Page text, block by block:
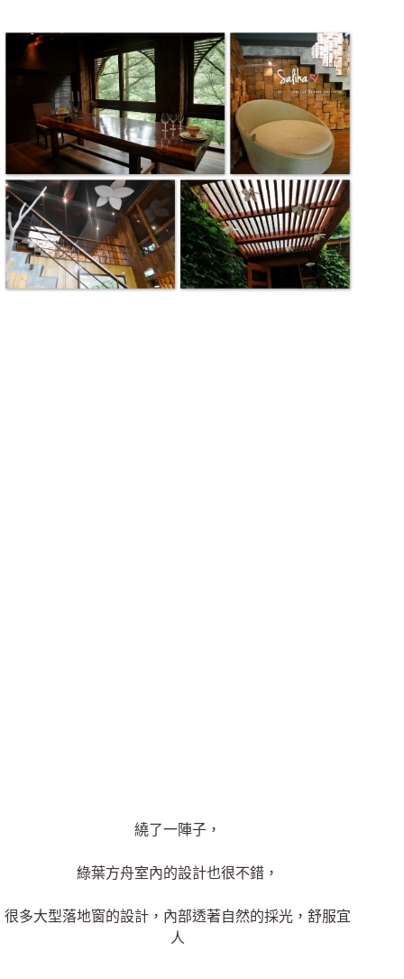
繞了一陣子，
綠葉方舟室內的設計也很不錯，
很多大型落地窗的設計，內部透著自然的採光，舒服宜
人